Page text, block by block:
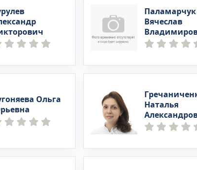
Паламарчук
Вячеслав
Ольга
Наталья